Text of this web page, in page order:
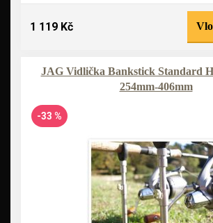
1 119 Kč
JAG Vidlička Bankstick Standard
254mm-406mm
-33 %